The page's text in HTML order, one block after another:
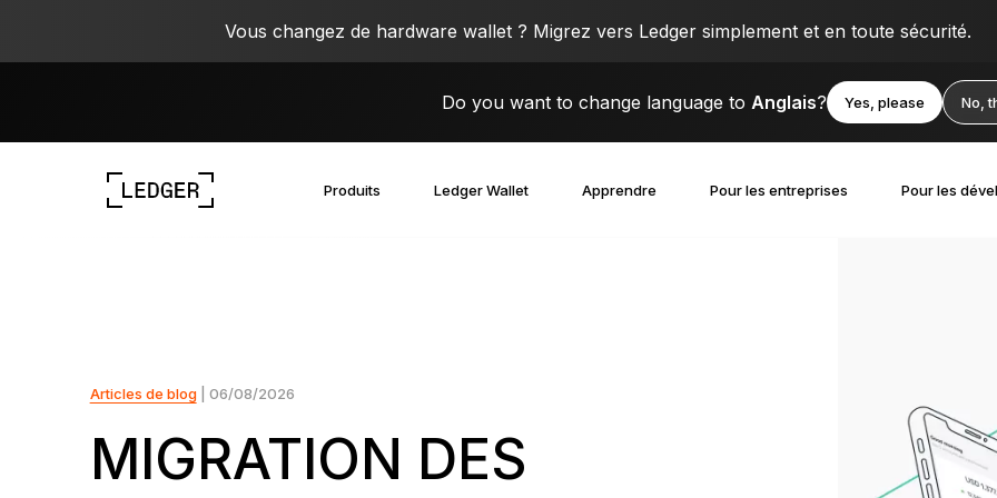
Vous changez de hardware wallet ? Migrez vers Ledger simplement et en toute sécurité.
Do you want to change language to Anglais? Yes, please No,
Produits Ledger Wallet Apprendre Pour les entreprises Pour les
Articles de blog| 06/08/2026
MIGRATION DES